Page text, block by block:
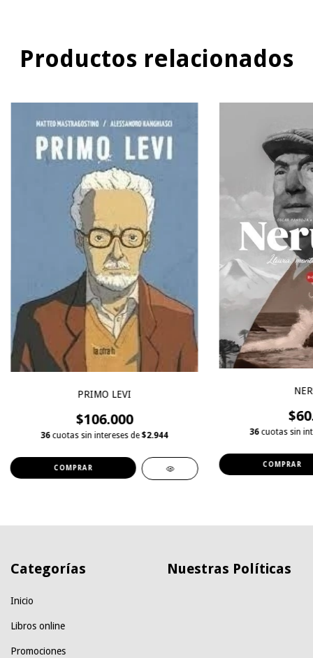
Productos relacionados
PRIMO LEVI
$106.000
36 cuotas sin intereses de$2.944 36 cuotas sin
Categorías
Inicio
Libros online
Promociones
Nuestras Políticas